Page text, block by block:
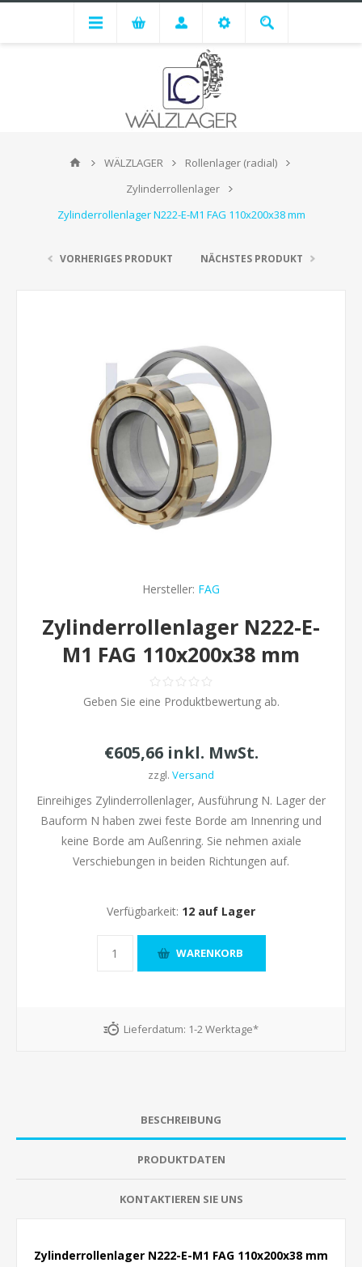
WÄLZLAGER
Rollenlager (radial)
Zylinderrollenlager
Zylinderrollenlager N222-E-M1 FAG 110x200x38 mm
VORHERIGES PRODUKT NÄCHSTES PRODUKT
Hersteller: FAG
Zylinderrollenlager N222-E-
M1 FAG 110x200x38 mm
Geben Sie eine Produktbewertung ab.
€605,66 inkl. MwSt.
zzgl. Versand
Einreihiges Zylinderrollenlager, Ausführung N. Lager der
Bauform N haben zwei feste Borde am Innenring und
keine Borde am Außenring. Sie nehmen axiale
Verschiebungen in beiden Richtungen auf.
Verfügbarkeit: 12 auf Lager
Lieferdatum: 1-2 Werktage*
BESCHREIBUNG
PRODUKTDATEN
KONTAKTIEREN SIE UNS
Zylinderrollenlager N222-E-M1 FAG 110x200x38 mm